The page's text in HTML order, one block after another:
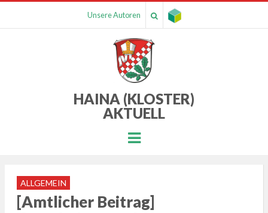
Unsere Autoren
HAINA (KLOSTER)
AKTUELL
Menu
ALLGEMEIN
[Amtlicher Beitrag]